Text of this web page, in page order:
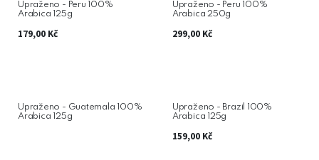
Upraženo - Peru 100%
Arabica 125g
179,00 Kč
Upraženo - Peru 100%
Arabica 250g
299,00Kč
Upraženo - Guatemala 100%
Arabica 125g
Upraženo - Brazil 100%
Arabica 125g
159,00Kč